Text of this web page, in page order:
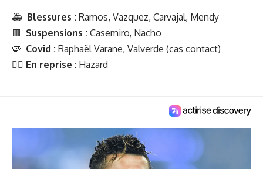
🚑 Blessures : Ramos, Vazquez, Carvajal, Mendy
🟥 Suspensions : Casemiro, Nacho
🦠 Covid : Raphaël Varane, Valverde (cas contact)
🏃‍♂️ En reprise : Hazard